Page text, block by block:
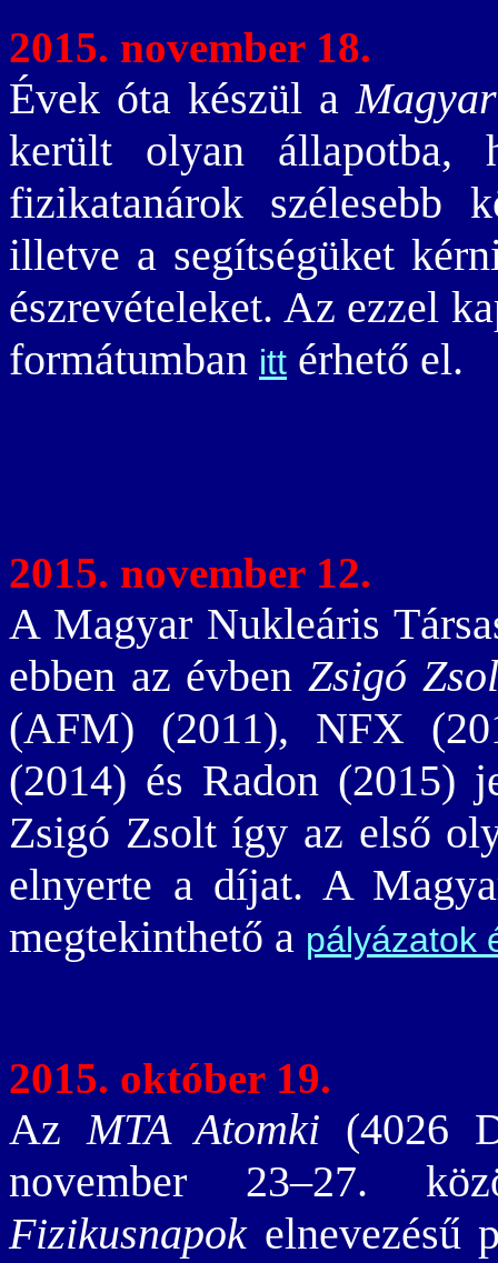
2015. november 18.
Évek óta készül a
került olyan állapotba,
fizikatanárok szélesebb
illetve a segítségüket
észrevételeket. Az ezzel
formátumban itt érhető el.
2015. november 12.
A Magyar Nukleáris
ebben az évbenZsigó
(AFM) (2011), NFX
(2014) és Radon (2015)
Zsigó Zsolt így az első
elnyerte a díjat. A
megtekinthető a pályázatok
2015. október 19.
AzMTA Atomki (4026
november 23–27.
Fizikusnapokelnevezésű